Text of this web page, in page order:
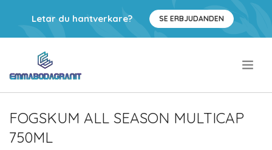
Letar du hantverkare? SE ERBJUDANDEN
FOGSKUM ALL SEASON MULTICAP
750ML